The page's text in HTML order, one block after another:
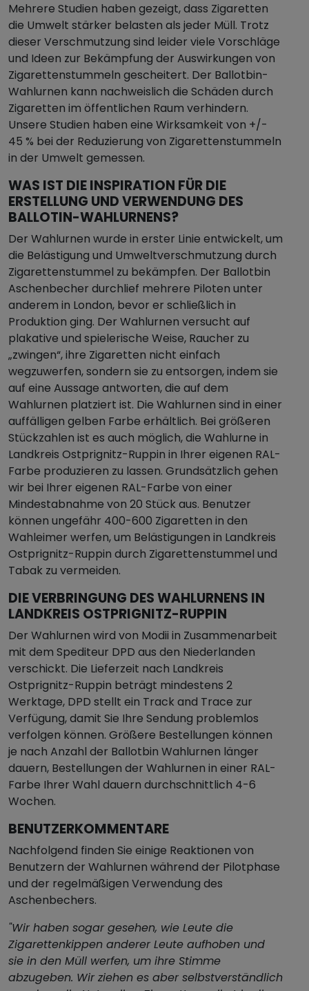
Mehrere Studien haben gezeigt, dass Zigaretten
die Umwelt stärker belasten als jeder Müll. Trotz
dieser Verschmutzung sind leider viele Vorschläge
und Ideen zur Bekämpfung der Auswirkungen von
Zigarettenstummeln gescheitert. Der Ballotbin-
Wahlurnen kann nachweislich die Schäden durch
Zigaretten im öffentlichen Raum verhindern.
Unsere Studien haben eine Wirksamkeit von +/-
45 % bei der Reduzierung von Zigarettenstummeln
in der Umwelt gemessen.
WAS IST DIE INSPIRATION FÜR DIE
ERSTELLUNG UND VERWENDUNG DES
BALLOTIN-WAHLURNENS?
Der Wahlurnen wurde in erster Linie entwickelt, um
die Belästigung und Umweltverschmutzung durch
Zigarettenstummel zu bekämpfen. Der Ballotbin
Aschenbecher durchlief mehrere Piloten unter
anderem in London, bevor er schließlich in
Produktion ging. Der Wahlurnen versucht auf
plakative und spielerische Weise, Raucher zu
„zwingen“, ihre Zigaretten nicht einfach
wegzuwerfen, sondern sie zu entsorgen, indem sie
auf eine Aussage antworten, die auf dem
Wahlurnen platziert ist. Die Wahlurnen sind in einer
auffälligen gelben Farbe erhältlich. Bei größeren
Stückzahlen ist es auch möglich, die Wahlurne in
Landkreis Ostprignitz-Ruppin in Ihrer eigenen RAL-
Farbe produzieren zu lassen. Grundsätzlich gehen
wir bei Ihrer eigenen RAL-Farbe von einer
Mindestabnahme von 20 Stück aus. Benutzer
können ungefähr 400-600 Zigaretten in den
Wahleimer werfen, um Belästigungen in Landkreis
Ostprignitz-Ruppin durch Zigarettenstummel und
Tabak zu vermeiden.
DIE VERBRINGUNG DES WAHLURNENS IN
LANDKREIS OSTPRIGNITZ-RUPPIN
Der Wahlurnen wird von Modii in Zusammenarbeit
mit dem Spediteur DPD aus den Niederlanden
verschickt. Die Lieferzeit nach Landkreis
Ostprignitz-Ruppin beträgt mindestens 2
Werktage, DPD stellt ein Track and Trace zur
Verfügung, damit Sie Ihre Sendung problemlos
verfolgen können. Größere Bestellungen können
je nach Anzahl der Ballotbin Wahlurnen länger
dauern, Bestellungen der Wahlurnen in einer RAL-
Farbe Ihrer Wahl dauern durchschnittlich 4-6
Wochen.
BENUTZERKOMMENTARE
Nachfolgend finden Sie einige Reaktionen von
Benutzern der Wahlurnen während der Pilotphase
und der regelmäßigen Verwendung des
Aschenbechers.
"Wir haben sogar gesehen, wie Leute die
Zigarettenkippen anderer Leute aufhoben und
sie in den Müll werfen, um ihre Stimme
abzugeben. Wir ziehen es aber selbstverständlich